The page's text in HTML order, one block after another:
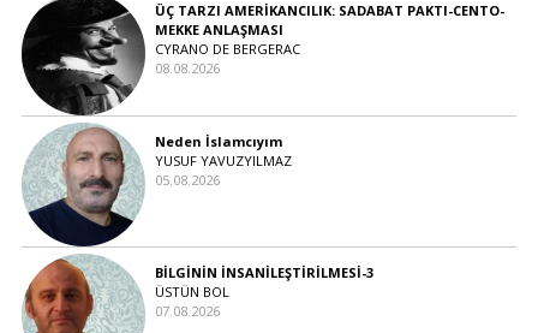
ÜÇ TARZI AMERİKANCILIK: SADABAT PAKTI-CENTO-
MEKKE ANLAŞMASI
CYRANO DE BERGERAC
08.08.2026
Neden İslamcıyım
YUSUF YAVUZYILMAZ
05.08.2026
BİLGİNİN İNSANİLEŞTİRİLMESİ-3
ÜSTÜN BOL
07.08.2026